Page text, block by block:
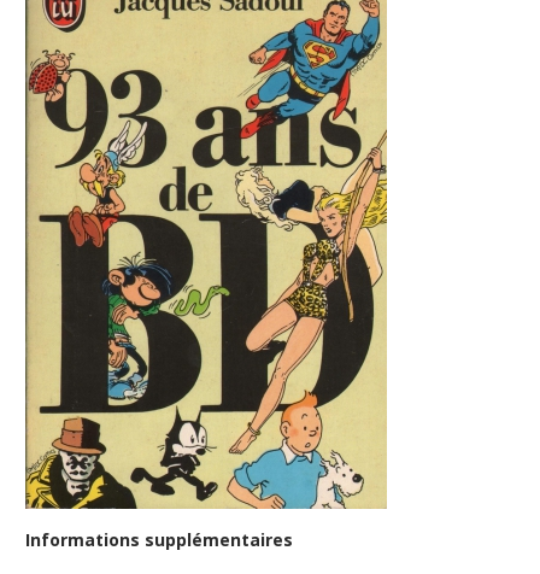
Informations supplémentaires